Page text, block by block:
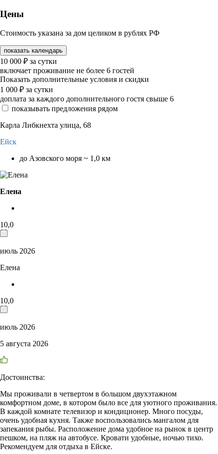
Цены
Стоимость указана за дом целиком в рублях РФ
показать календарь
10 000 ₽ за сутки
включает проживание не более 6 гостей
Показать дополнительные условия и скидки
1 000 ₽ за сутки
доплата за каждого дополнительного гостя свыше 6
показывать предложения рядом
Карла Либкнехта улица, 68
Ейск
до Азовского моря ~ 1,0 км
Елена
10,0
июль 2026
Елена
10,0
июль 2026
5 августа 2026
Достоинства:
Мы проживали в четвертом в большом двухэтажном
комфортном доме, в котором было все для уютного проживания.
В каждой комнате телевизор и кондиционер. Много посуды,
очень удобная кухня. Также воспользовались мангалом для
запекания рыбы. Расположение дома удобное на рынок в центр
пешком, на пляж на автобусе. Кровати удобные, ночью тихо.
Рекомендуем для отдыха в Ейске.